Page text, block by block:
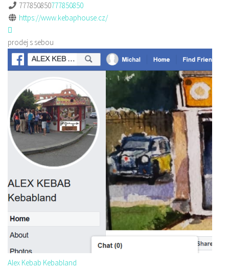
777850850777850850
https://www.kebaphouse.cz/
prodej s sebou
Alex Kebab Kebabland